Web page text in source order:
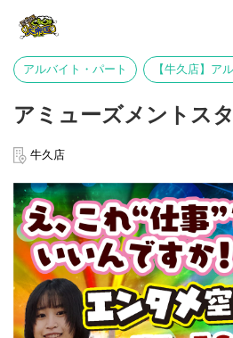
アルバイト・パート 【牛久店】ア
アミューズメントス
牛久店